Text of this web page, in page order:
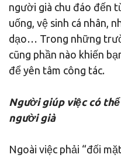
người già chu đáo đến
uống, vệ sinh cá nhân,
dạo… Trong những
cũng phần nào khiến
để yên tâm công tác.
Người giúp việc có
người già
Ngoài việc phải “đối